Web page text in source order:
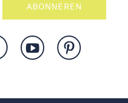
ABONNEREN